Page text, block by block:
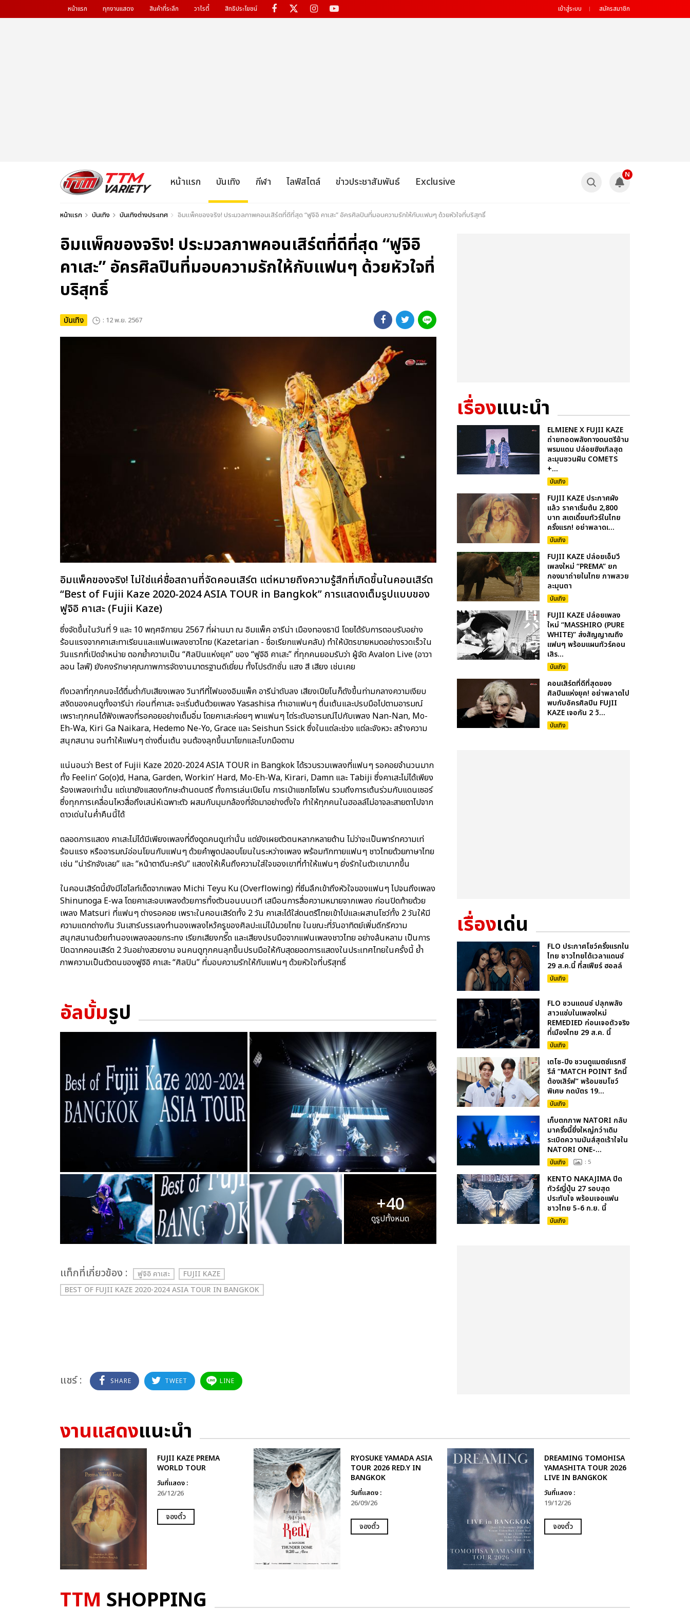
หน้าแรก ทุกงานแสดง สินค้าที่ระลึก วาไรตี้ สิทธิประโยชน์ เข้าสู่ระบบ สมัครสมาชิก
หน้าแรก บันเทิง กีฬา ไลฟ์สไตล์ ข่าวประชาสัมพันธ์ Exclusive
N
หน้าแรก บันเทิง บันเทิงต่างประเทศ อิมแพ็คของจริง! ประมวลภาพคอนเสิร์ตที่ดีที่สุด “ฟูจิอิ คาเสะ” อัครศิลปินที่มอบความรักให้กับแฟนๆ ด้วยหัวใจที่บริสุทธิ์
อิมแพ็คของจริง! ประมวลภาพคอนเสิร์ตที่ดีที่สุด “ฟูจิอิ
คาเสะ” อัครศิลปินที่มอบความรักให้กับแฟนๆ ด้วยหัวใจที่
บริสุทธิ์
บันเทิง : 12 พ.ย. 2567
อิมแพ็คของจริง! ไม่ใช่แค่ชื่อสถานที่จัดคอนเสิร์ต แต่หมายถึงความรู้สึกที่เกิดขึ้นในคอนเสิร์ต
“Best of Fujii Kaze 2020-2024 ASIA TOUR in Bangkok” การแสดงเต็มรูปแบบของ
ฟูจิอิ คาเสะ (Fujii Kaze)
ซึ่งจัดขึ้นในวันที่ 9 และ 10 พฤศจิกายน 2567 ที่ผ่านมา ณ อิมแพ็ค อารีน่า เมืองทองธานี โดยได้รับการตอบรับอย่าง
ร้อนแรงจากคาเสะทาเรียนและแฟนเพลงชาวไทย (Kazetarian - ชื่อเรียกแฟนคลับ) ทำให้บัตรขายหมดอย่างรวดเร็วใน
วันแรกที่เปิดจำหน่าย ตอกย้ำความเป็น “ศิลปินแห่งยุค” ของ “ฟูจิอิ คาเสะ” ที่ทุกคนยอมรับว่า ผู้จัด Avalon Live (อาวา
ลอน ไลฟ์) ยังคงรักษาคุณภาพการจัดงานมาตรฐานดีเยี่ยม ทั้งโปรดักชั่น แสง สี เสียง เช่นเคย
ถึงเวลาที่ทุกคนจะได้ดื่มด่ำกับเสียงเพลง วินาทีที่ไฟของอิมแพ็ค อารีน่าดับลง เสียงเปียโนก็ดังขึ้นท่ามกลางความเงียบ
สงัดของคนดูทั้งอารีน่า ก่อนที่คาเสะ จะเริ่มต้นด้วยเพลง Yasashisa ทำเอาแฟนๆ ตื่นเต้นและปรบมือไปตามอารมณ์
เพราะทุกคนได้ฟังเพลงที่รอคอยอย่างเต็มอิ่ม โดยคาเสะค่อยๆ พาแฟนๆ ไต่ระดับอารมณ์ไปกับเพลง Nan-Nan, Mo-
Eh-Wa, Kiri Ga Naikara, Hedemo Ne-Yo, Grace และ Seishun Ssick ซึ่งในแต่ละช่วง แต่ละจังหวะ สร้างความ
สนุกสนาน จนทำให้แฟนๆ ต่างตื่นเต้น จนต้องลุกขึ้นมาโยกและโบกมือตาม
แน่นอนว่า Best of Fujii Kaze 2020-2024 ASIA TOUR in Bangkok ได้รวบรวมเพลงที่แฟนๆ รอคอยจำนวนมาก
ทั้ง Feelin’ Go(o)d, Hana, Garden, Workin’ Hard, Mo-Eh-Wa, Kirari, Damn และ Tabiji ซึ่งคาเสะไม่ได้เพียง
ร้องเพลงเท่านั้น แต่เขายังแสดงทักษะด้านดนตรี ทั้งการเล่นเปียโน การเป่าแซกโซโฟน รวมถึงการเต้นร่วมกับแดนเซอร์
ซึ่งทุกการเคลื่อนไหวสื่อถึงเสน่ห์เฉพาะตัว ผสมกับมุมกล้องที่จัดมาอย่างตั้งใจ ทำให้ทุกคนในฮอลล์ไม่อาจละสายตาไปจาก
ดาวเด่นในค่ำคืนนี้ได้
ตลอดการแสดง คาเสะไม่ได้มีเพียงเพลงที่ดึงดูดคนดูเท่านั้น แต่ยังเผยตัวตนหลากหลายด้าน ไม่ว่าจะเป็นพาร์ทความเท่
ร้อนแรง หรืออารมณ์อ่อนโยนกับแฟนๆ ด้วยคำพูดปลอบโยนในระหว่างเพลง พร้อมทักทายแฟนๆ ชาวไทยด้วยภาษาไทย
เช่น “น่ารักจังเลย” และ “หน้าตาดีนะครับ” แสดงให้เห็นถึงความใส่ใจของเขาที่ทำให้แฟนๆ ยิ่งรักในตัวเขามากขึ้น
ในคอนเสิร์ตนี้ยังมีไฮไลท์เด็ดจากเพลง Michi Teyu Ku (Overflowing) ที่ซึมลึกเข้าถึงหัวใจของแฟนๆ ไปจนถึงเพลง
Shinunoga E-wa โดยคาเสะจบเพลงด้วยการทิ้งตัวนอนบนเวที เสมือนการสื่อความหมายจากเพลง ก่อนปิดท้ายด้วย
เพลง Matsuri ที่แฟนๆ ต่างรอคอย เพราะในคอนเสิร์ตทั้ง 2 วัน คาเสะได้ใส่ดนตรีไทยเข้าไปและผสานโชว์ทั้ง 2 วันให้มี
ความแตกต่างกัน วันเสาร์บรรเลงทำนองเพลงไหว้ครูของศิลปะแม่ไม้มวยไทย ในขณะที่วันอาทิตย์เพิ่มดีกรีความ
สนุกสนานด้วยทำนองเพลงลอยกระทง เรียกเสียงกรี๊ด และเสียงปรบมือจากแฟนเพลงชาวไทย อย่างล้นหลาม เป็นการ
ปิดฉากคอนเสิร์ต 2 วันอย่างสวยงาม จนคนดูทุกคนลุกขึ้นปรบมือให้กับสุดยอดการแสดงในประเทศไทยในครั้งนี้ ย้ำ
ภาพความเป็นตัวตนของฟูจิอิ คาเสะ “ศิลปิน” ที่มอบความรักให้กับแฟนๆ ด้วยหัวใจที่บริสุทธิ์
อัลบั้มรูป
+40
ดูรูปทั้งหมด
เเท็กที่เกี่ยวข้อง : ฟูจิอิ คาเสะ
FUJII KAZE
BEST OF FUJII KAZE 2020-2024 ASIA TOUR IN BANGKOK
แชร์ : SHARE TWEET LINE
เรื่องแนะนำ
ELMIENE X FUJII KAZE
ถ่ายทอดพลังทางดนตรีข้าม
พรมแดน ปล่อยซิงเกิลสุด
ละมุนชวนฝัน COMETS
+...
บันเทิง
FUJII KAZE ประกาศผัง
แล้ว ราคาเริ่มต้น 2,800
บาท สเตเดี้ยมทัวร์ในไทย
ครั้งแรก! อย่าพลาดเ...
บันเทิง
FUJII KAZE ปล่อยเอ็มวี
เพลงใหม่ “PREMA” ยก
กองมาถ่ายในไทย ภาพสวย
ละมุนตา
บันเทิง
FUJII KAZE ปล่อยเพลง
ใหม่ “MASSHIRO (PURE
WHITE)” ส่งสัญญาณถึง
แฟนๆ พร้อมแผนทัวร์คอน
เสิร...
บันเทิง
คอนเสิร์ตที่ดีที่สุดของ
ศิลปินแห่งยุค! อย่าพลาดไป
พบกับอัครศิลปิน FUJII
KAZE เจอกัน 2 วั...
บันเทิง
เรื่องเด่น
FLO ประกาศโชว์ครั้งแรกใน
ไทย ชาวไทยได้เวลาแดนซ์
29 ส.ค.นี้ ที่สเฟียร์ ฮอลล์
บันเทิง
FLO ชวนแดนซ์ ปลุกพลัง
สาวแซ่บในเพลงใหม่
REMEDIED ก่อนเจอตัวจริง
ที่เมืองไทย 29 ส.ค. นี้
บันเทิง
เตโช-ปิง ชวนดูแมตซ์แรกซี
รีส์ “MATCH POINT รักนี้
ต้องเสิร์ฟ” พร้อมชมโชว์
พิเศษ กดบัตร 19...
บันเทิง
เก็บตกภาพ NATORI กลับ
มาครั้งนี้ยิ่งใหญ่กว่าเดิม
ระเบิดความมันส์สุดเร้าใจใน
NATORI ONE-...
บันเทิง : 5
KENTO NAKAJIMA ปิด
ทัวร์ญี่ปุ่น 27 รอบสุด
ประทับใจ พร้อมเจอแฟน
ชาวไทย 5-6 ก.ย. นี้
บันเทิง
งานแสดงแนะนำ
FUJII KAZE PREMA
WORLD TOUR
วันที่แสดง :
26/12/26
จองตั๋ว
RYOSUKE YAMADA ASIA
TOUR 2026 RED.Y IN
BANGKOK
วันที่แสดง :
26/09/26
จองตั๋ว
DREAMING TOMOHISA
YAMASHITA TOUR 2026
LIVE IN BANGKOK
วันที่แสดง :
19/12/26
จองตั๋ว
TTM SHOPPING